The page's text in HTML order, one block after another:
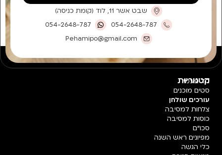
שבט אשר 11, לוד (קומת כניסה)
054-2648-787
054-2648-787
Pehamipo@gmail.com
קטגוריות
חד פעמי
סטים מוכנים
עורכים שולחן
צלחות למסיבה
כוסות למסיבה
סכו"ם
מפיונים ראש השנה
כלי הגשה